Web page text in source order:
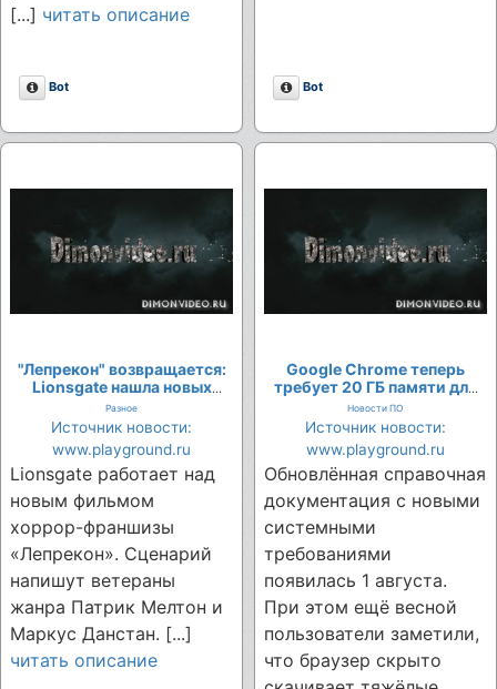
[...] читать описание
Описание
Bot Описание
Bot
"Лепрекон" возвращается:
Lionsgate нашла новых
режиссёров для девятого
фильма культовой хоррор-
франшизы
Разное
Источник новости:
www.playground.ru
Lionsgate работает над
новым фильмом
хоррор-франшизы
«Лепрекон». Сценарий
напишут ветераны
жанра Патрик Мелтон и
Маркус Данстан. [...]
читать описание
Google Chrome теперь
требует 20 ГБ памяти для
работы встроенного ИИ
Новости ПО
Источник новости:
www.playground.ru
Обновлённая справочная
документация с новыми
системными
требованиями
появилась 1 августа.
При этом ещё весной
пользователи заметили,
что браузер скрыто